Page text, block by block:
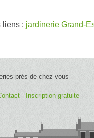
liens : jardinerie Grand-
près de chez vous
- Inscription gratuite